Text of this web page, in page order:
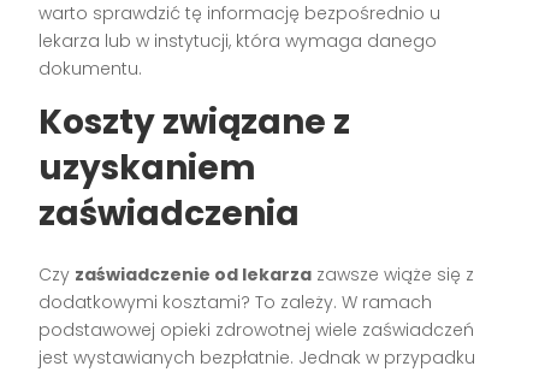
warto sprawdzić tę informację bezpośrednio u
lekarza lub w instytucji, która wymaga danego
dokumentu.
Koszty związane z
uzyskaniem
zaświadczenia
Czy zaświadczenie od lekarza zawsze wiąże się z
dodatkowymi kosztami? To zależy. W ramach
podstawowej opieki zdrowotnej wiele zaświadczeń
jest wystawianych bezpłatnie. Jednak w przypadku